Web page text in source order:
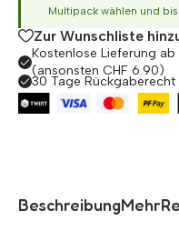
Multipack wählen und bis
Zur Wunschliste
Kostenlose Lieferung ab
(ansonsten CHF 6.90)
30 Tage Rückgaberecht
BeschreibungMehr